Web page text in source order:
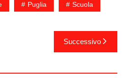
Puglia Scuola
Successivo